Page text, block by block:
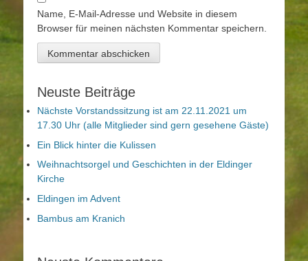
Name, E-Mail-Adresse und Website in diesem
Browser für meinen nächsten Kommentar speichern.
Neuste Beiträge
Nächste Vorstandssitzung ist am 22.11.2021 um
17.30 Uhr (alle Mitglieder sind gern gesehene Gäste)
Ein Blick hinter die Kulissen
Weihnachtsorgel und Geschichten in der Eldinger
Kirche
Eldingen im Advent
Bambus am Kranich